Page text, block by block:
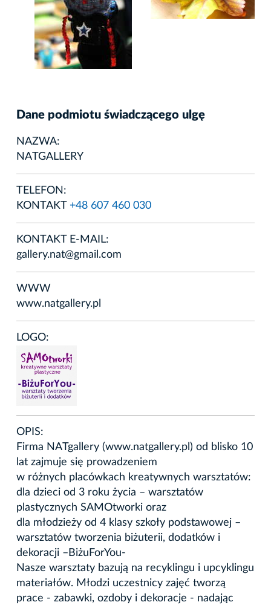
Dane podmiotu świadczącego ulgę
NAZWA:
NATGALLERY
TELEFON:
KONTAKT +48 607 460 030
KONTAKT E-MAIL:
gallery.nat@gmail.com
WWW
www.natgallery.pl
LOGO:
OPIS:
Firma NATgallery (www.natgallery.pl) od blisko 10
lat zajmuje się prowadzeniem
w różnych placówkach kreatywnych warsztatów:
dla dzieci od 3 roku życia – warsztatów
plastycznych SAMOtworki oraz
dla młodzieży od 4 klasy szkoły podstawowej –
warsztatów tworzenia biżuterii, dodatków i
dekoracji –BiżuForYou-
Nasze warsztaty bazują na recyklingu i upcyklingu
materiałów. Młodzi uczestnicy zajęć tworzą
prace - zabawki, ozdoby i dekoracje - nadając